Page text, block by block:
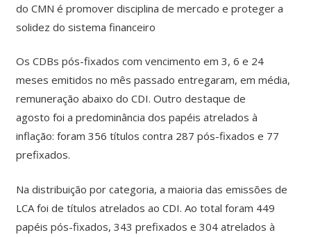
do CMN é promover disciplina de mercado e proteger a
solidez do sistema financeiro
Os CDBs pós-fixados com vencimento em 3, 6 e 24
meses emitidos no mês passado entregaram, em média,
remuneração abaixo do CDI. Outro destaque de
agosto foi a predominância dos papéis atrelados à
inflação: foram 356 títulos contra 287 pós-fixados e 77
prefixados.
Na distribuição por categoria, a maioria das emissões de
LCA foi de títulos atrelados ao CDI. Ao total foram 449
papéis pós-fixados, 343 prefixados e 304 atrelados à